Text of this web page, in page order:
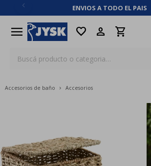
ENVIOS A TODO EL PAIS
menu favorite
Accesorios de baño Accesorios
close